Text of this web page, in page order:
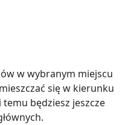
w wybranym miejscu
się w kierunku
będziesz jeszcze